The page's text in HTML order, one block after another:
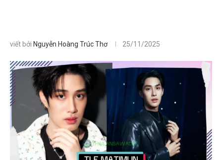
viết bởi Nguyễn Hoàng Trúc Thơ 25/11/2025